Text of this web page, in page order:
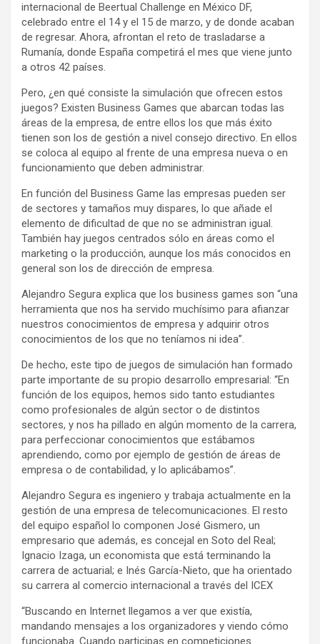
internacional de Beertual Challenge en México DF,
celebrado entre el 14 y el 15 de marzo, y de donde acaban
de regresar. Ahora, afrontan el reto de trasladarse a
Rumanía, donde España competirá el mes que viene junto
a otros 42 países.
Pero, ¿en qué consiste la simulación que ofrecen estos
juegos? Existen Business Games que abarcan todas las
áreas de la empresa, de entre ellos los que más éxito
tienen son los de gestión a nivel consejo directivo. En ellos
se coloca al equipo al frente de una empresa nueva o en
funcionamiento que deben administrar.
En función del Business Game las empresas pueden ser
de sectores y tamaños muy dispares, lo que añade el
elemento de dificultad de que no se administran igual.
También hay juegos centrados sólo en áreas como el
marketing o la producción, aunque los más conocidos en
general son los de dirección de empresa.
Alejandro Segura explica que los business games son “una
herramienta que nos ha servido muchísimo para afianzar
nuestros conocimientos de empresa y adquirir otros
conocimientos de los que no teníamos ni idea”.
De hecho, este tipo de juegos de simulación han formado
parte importante de su propio desarrollo empresarial: “En
función de los equipos, hemos sido tanto estudiantes
como profesionales de algún sector o de distintos
sectores, y nos ha pillado en algún momento de la carrera,
para perfeccionar conocimientos que estábamos
aprendiendo, como por ejemplo de gestión de áreas de
empresa o de contabilidad, y lo aplicábamos”.
Alejandro Segura es ingeniero y trabaja actualmente en la
gestión de una empresa de telecomunicaciones. El resto
del equipo español lo componen José Gismero, un
empresario que además, es concejal en Soto del Real;
Ignacio Izaga, un economista que está terminando la
carrera de actuarial; e Inés García-Nieto, que ha orientado
su carrera al comercio internacional a través del ICEX
“Buscando en Internet llegamos a ver que existía,
mandando mensajes a los organizadores y viendo cómo
funcionaba. Cuando participas en competiciones